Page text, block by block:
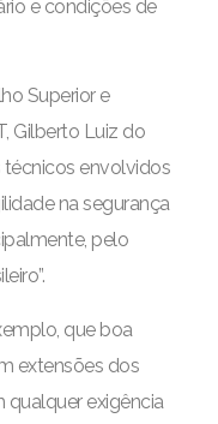
e condições de
Superior e
Gilberto Luiz do
técnicos envolvidos
na segurança
pelo
que boa
extensões dos
qualquer exigência